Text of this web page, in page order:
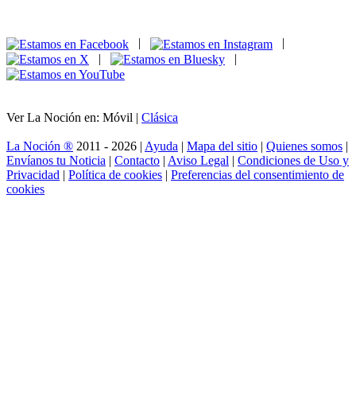
|
|
Ver La Noción en: Móvil | Clásica
La Noción ® 2011 - 2026 | Ayuda | Mapa del sitio | Quienes somos |
Envíanos tu Noticia | Contacto | Aviso Legal | Condiciones de Uso y
Privacidad | Política de cookies | Preferencias del consentimiento de
cookies